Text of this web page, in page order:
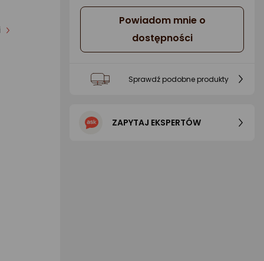
Powiadom mnie o
dostępności
Sprawdź podobne produkty
ZAPYTAJ EKSPERTÓW